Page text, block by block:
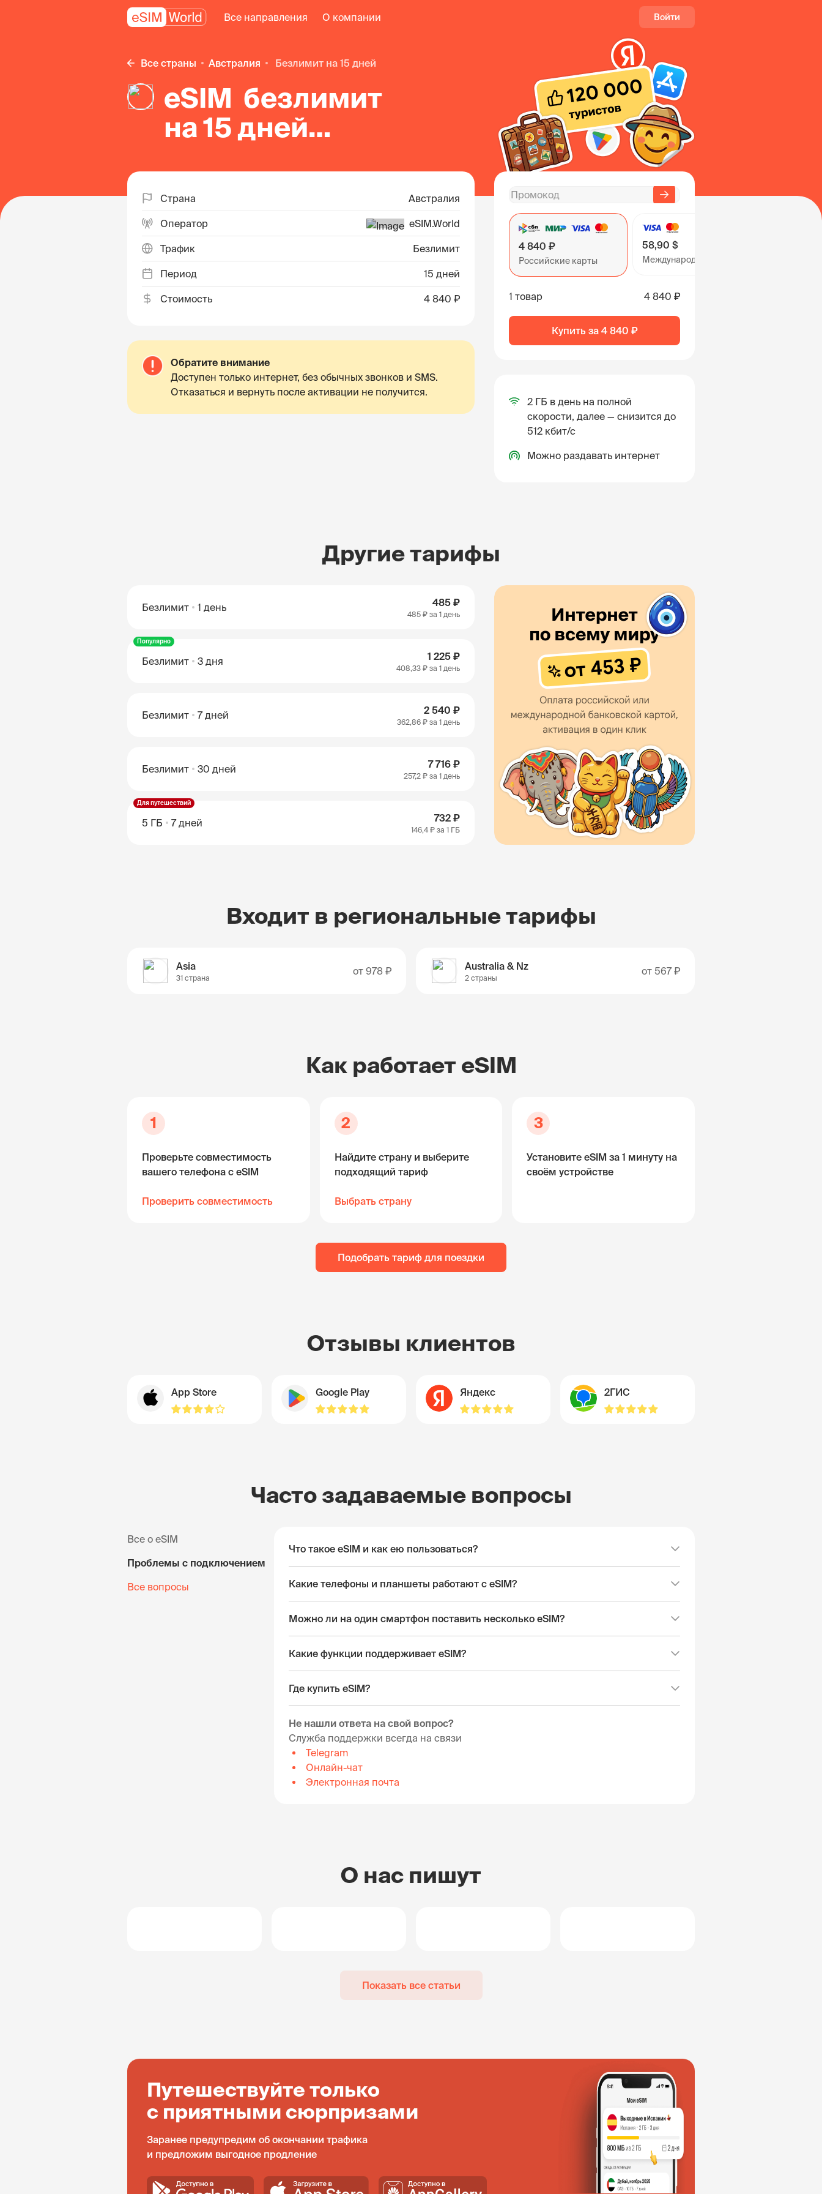
Все направления О компании Войти
Все страны Австралия безлимит на 15 дней
eSIM безлимит
на 15 дней
Страна Австралия
Оператор eSIM.World
Трафик Безлимит
Период 15 дней
Стоимость 4 840 ₽
Обратите внимание
Доступен только интернет, без обычных звонков и SMS.
Отказаться и вернуть после активации не получится.
4 840 ₽
Российские карты
58,90 $
Международные карты
1 товар 4 840 ₽
Купить за 4 840 ₽
2 ГБ в день на полной
скорости, далее — снизится до
512 кбит/с
Можно раздавать интернет
Другие тарифы
Безлимит 1 день 485 ₽
485 ₽ за 1 день
Популярно
Безлимит 3 дня 1 225 ₽
408,33 ₽ за 1 день
Безлимит 7 дней 2 540 ₽
362,86 ₽ за 1 день
Безлимит 30 дней 7 716 ₽
257,2 ₽ за 1 день
Для путешествий
5 ГБ 7 дней 732 ₽
146,4 ₽ за 1 ГБ
Входит в региональные тарифы
Asia
31 страна
от 978 ₽ Australia & Nz
2 страны
от 567 ₽
Как работает eSIM
1
Проверьте совместимость
вашего телефона с eSIM
Проверить совместимость
2
Найдите страну и выберите
подходящий тариф
Выбрать страну
3
Установите eSIM за 1 минуту на
своём устройстве
Подобрать тариф для поездки
Отзывы клиентов
App Store Google Play Яндекс 2ГИС
Часто задаваемые вопросы
Все о eSIM
Проблемы с подключением
Все вопросы
Что такое eSIM и как ею пользоваться?
Какие телефоны и планшеты работают с eSIM?
Можно ли на один смартфон поставить несколько eSIM?
Какие функции поддерживает eSIM?
Где купить eSIM?
Не нашли ответа на свой вопрос?
Служба поддержки всегда на связи
Telegram
Онлайн-чат
Электронная почта
О нас пишут
Показать все статьи
Путешествуйте только
с приятными сюрпризами
Заранее предупредим об окончании трафика
и предложим выгодное продление